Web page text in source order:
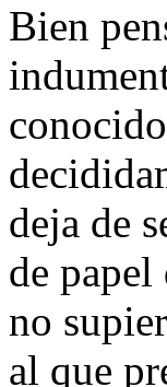
Bien
deja de
de
no
al que